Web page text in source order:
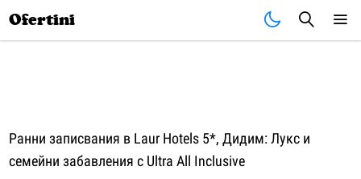
Ofertini
Ранни записвания в Laur Hotels 5*, Дидим: Лукс и
семейни забавления с Ultra All Inclusive